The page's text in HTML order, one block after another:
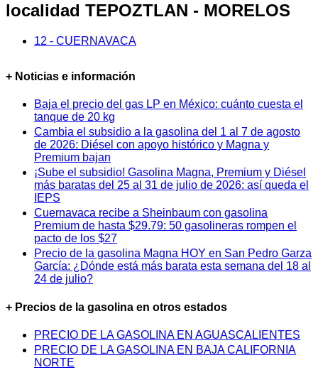
localidad TEPOZTLAN - MORELOS
12 - CUERNAVACA
+ Noticias e información
Baja el precio del gas LP en México: cuánto cuesta el
tanque de 20 kg
Cambia el subsidio a la gasolina del 1 al 7 de agosto
de 2026: Diésel con apoyo histórico y Magna y
Premium bajan
¡Sube el subsidio! Gasolina Magna, Premium y Diésel
más baratas del 25 al 31 de julio de 2026: así queda el
IEPS
Cuernavaca recibe a Sheinbaum con gasolina
Premium de hasta $29.79: 50 gasolineras rompen el
pacto de los $27
Precio de la gasolina Magna HOY en San Pedro Garza
García: ¿Dónde está más barata esta semana del 18 al
24 de julio?
+ Precios de la gasolina en otros estados
PRECIO DE LA GASOLINA EN AGUASCALIENTES
PRECIO DE LA GASOLINA EN BAJA CALIFORNIA
NORTE